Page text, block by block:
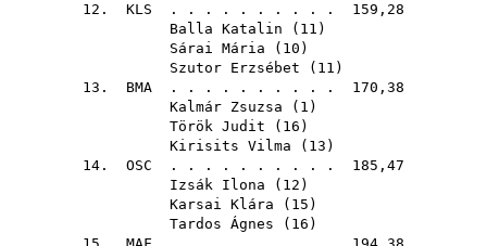
12. KLS . . . . . . . . . . 159,28
Balla Katalin ( 11 )
Sárai Mária ( 10 )
Szutor Erzsébet ( 11 )
13. BMA . . . . . . . . . . 170,38
Kalmár Zsuzsa ( 1 )
Török Judit ( 16 )
Kirisits Vilma ( 13 )
14. OSC . . . . . . . . . . 185,47
Izsák Ilona ( 12 )
Karsai Klára ( 15 )
Tardos Ágnes ( 16 )